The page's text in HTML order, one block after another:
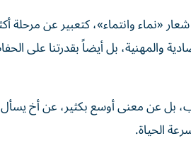
عام 2026 «عام الأسرة» تحت شعار «نماء وانتماء»،
والمهنية، بل أيضاً بقدرتنا على
بل عن معنى أوسع بكثير، عن أخ يسأل
الحياة.